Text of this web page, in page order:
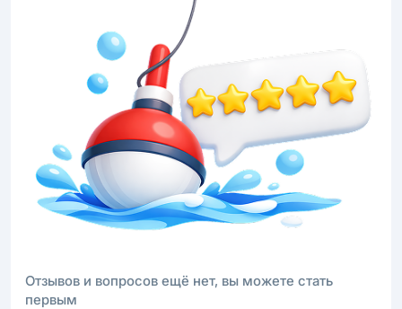
Отзывов и вопросов ещё нет, вы можете стать
первым